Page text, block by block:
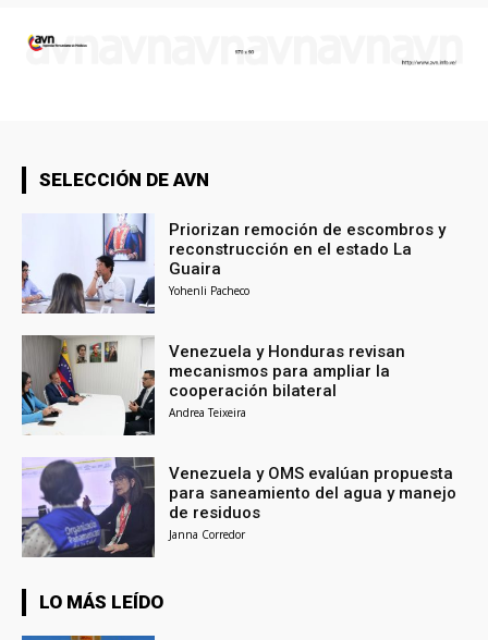
SELECCIÓN DE AVN
Priorizan remoción de escombros y
reconstrucción en el estado La
Guaira
Yohenli Pacheco
Venezuela y Honduras revisan
mecanismos para ampliar la
cooperación bilateral
Andrea Teixeira
Venezuela y OMS evalúan propuesta
para saneamiento del agua y manejo
de residuos
Janna Corredor
LO MÁS LEÍDO